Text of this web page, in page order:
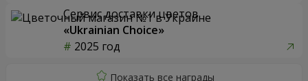
Сервис доставки цветов
«Ukrainian Choice»
2025 год